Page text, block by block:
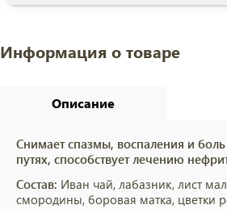
Информация о товаре
Описание
Снимает спазмы, воспаления и
путях, способствует лечению
Состав: Иван чай, лабазник, лист
смородины, боровая матка, цветки